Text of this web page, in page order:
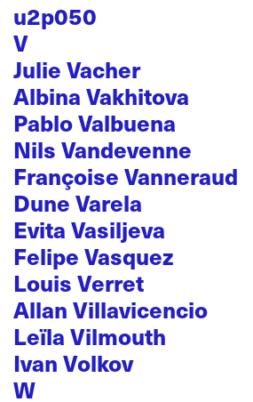
u2p050
V
Julie Vacher
Albina Vakhitova
Pablo Valbuena
Nils Vandevenne
Françoise Vanneraud
Dune Varela
Evita Vasiljeva
Felipe Vasquez
Louis Verret
Allan Villavicencio
Leïla Vilmouth
Ivan Volkov
W